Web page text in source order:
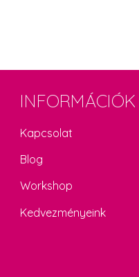
INFORMÁCIÓK
Kapcsolat
Blog
Workshop
Kedvezményeink